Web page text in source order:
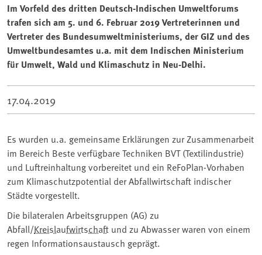
Im Vorfeld des dritten Deutsch-Indischen Umweltforums
trafen sich am 5. und 6. Februar 2019 Vertreterinnen und
Vertreter des Bundesumweltministeriums, der GIZ und des
Umweltbundesamtes u.a. mit dem Indischen Ministerium
für Umwelt, Wald und Klimaschutz in Neu-Delhi.
17.04.2019
Es wurden u.a. gemeinsame Erklärungen zur Zusammenarbeit
im Bereich Beste verfügbare Techniken BVT (Textilindustrie)
und Luftreinhaltung vorbereitet und ein ReFoPlan-Vorhaben
zum Klimaschutzpotential der Abfallwirtschaft indischer
Städte vorgestellt.
Die bilateralen Arbeitsgruppen (AG) zu
Abfall/Kreislaufwirtschaft und zu Abwasser waren von einem
regen Informationsaustausch geprägt.